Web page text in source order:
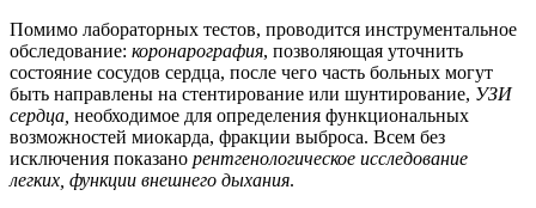
Помимо лабораторных тестов, проводится инструментальное
обследование: коронарография, позволяющая уточнить
состояние сосудов сердца, после чего часть больных могут
быть направлены на стентирование или шунтирование, УЗИ
сердца, необходимое для определения функциональных
возможностей миокарда, фракции выброса. Всем без
исключения показано рентгенологическое исследование
легких, функции внешнего дыхания.